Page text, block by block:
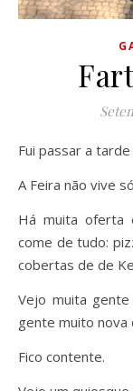
Fui passar a
A Feira não vive
Há muita oferta
come de tudo:
cobertas de de
Vejo muita
gente muito nova
Fico contente.